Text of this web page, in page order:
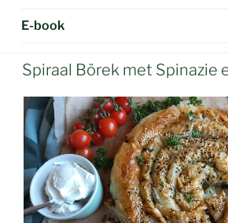
E-book
Spiraal Börek met Spinazie